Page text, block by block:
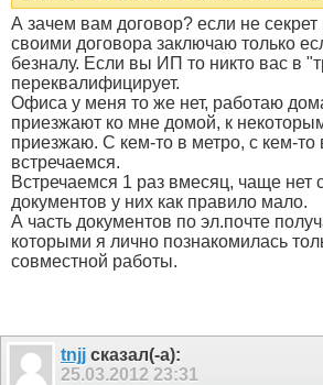
А зачем вам договор? если не секрет
своими договора заключаю только
безналу. Если вы ИП то никто вас в
переквалифицирует.
Офиса у меня то же нет, работаю
приезжают ко мне домой, к
приезжаю. С кем-то в метро, с кем-то
встречаемся.
Встречаемся 1 раз вмесяц, чаще нет
документов у них как правило мало.
А часть документов по эл.почте
которыми я лично познакомилась
совместной работы.
tnjj сказал(-а):
25.03.2012 23:31